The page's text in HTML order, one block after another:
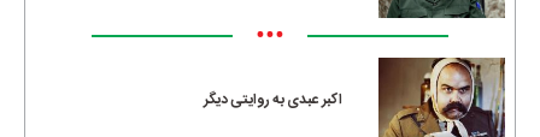
•••
اکبر عبدی به روایتی دیگر